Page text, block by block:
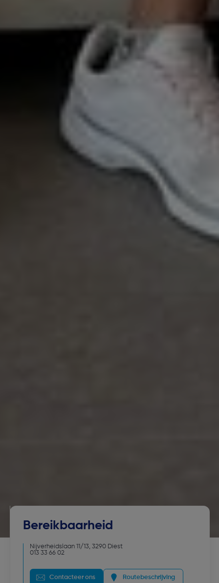
Bereikbaarheid
Nijverheidslaan 11/13, 3290 Diest
013 33 66 02
Contacteer ons Routebeschrijving